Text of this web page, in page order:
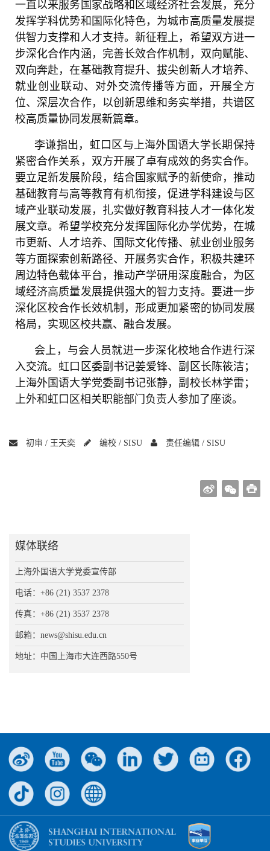
一直以来服务国家战略和区域经济社会发展，充分
发挥学科优势和国际化特色，为城市高质量发展提
供智力支撑和人才支持。新征程上，希望双方进一
步深化合作内涵，完善长效合作机制，双向赋能、
双向奔赴，在基础教育提升、拔尖创新人才培养、
就业创业联动、对外交流传播等方面，开展全方
位、深层次合作，以创新思维和务实举措，共谱区
校高质量协同发展新篇章。
李谦指出，虹口区与上海外国语大学长期保持
紧密合作关系，双方开展了卓有成效的务实合作。
要立足新发展阶段，结合国家赋予的新使命，推动
基础教育与高等教育有机衔接，促进学科建设与区
域产业联动发展，扎实做好教育科技人才一体化发
展文章。希望学校充分发挥国际化办学优势，在城
市更新、人才培养、国际文化传播、就业创业服务
等方面探索创新路径、开展务实合作，积极共建环
周边特色载体平台，推动产学研用深度融合，为区
域经济高质量发展提供强大的智力支持。要进一步
深化区校合作长效机制，形成更加紧密的协同发展
格局，实现区校共赢、融合发展。
会上，与会人员就进一步深化校地合作进行深
入交流。虹口区委副书记姜爱锋、副区长陈筱洁；
上海外国语大学党委副书记张静，副校长林学雷；
上外和虹口区相关职能部门负责人参加了座谈。
初审 / 王天奕 编校 / SISU 责任编辑 / SISU
媒体联络
上海外国语大学党委宣传部
电话：+86 (21) 3537 2378
传真：+86 (21) 3537 2378
邮箱：news@shisu.edu.cn
地址：中国上海市大连西路550号